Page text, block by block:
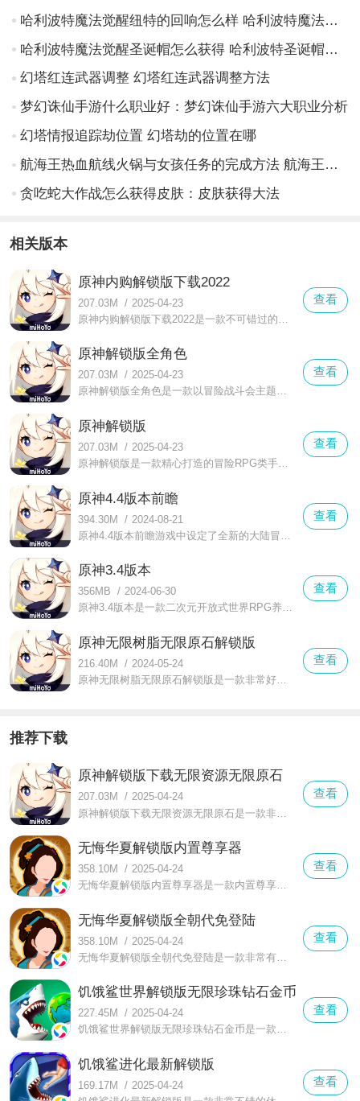
哈利波特魔法觉醒纽特的回响怎么样 哈利波特魔法觉醒纽特的回响怎么样介绍
哈利波特魔法觉醒圣诞帽怎么获得 哈利波特圣诞帽的获取方法
幻塔红连武器调整 幻塔红连武器调整方法
梦幻诛仙手游什么职业好：梦幻诛仙手游六大职业分析
幻塔情报追踪劫位置 幻塔劫的位置在哪
航海王热血航线火锅与女孩任务的完成方法 航海王热血航线火锅鱼女孩任务怎么完成
贪吃蛇大作战怎么获得皮肤：皮肤获得大法
相关版本
原神内购解锁版下载2022
207.03M / 2025-04-23
查看
原神解锁版全角色
207.03M / 2025-04-23
原神解锁版全角色是一款以冒险战斗会主题的开放类游戏，极其丰富的游戏内容玩法加上成就感满满的养成系统会带给玩家们极其不错的游戏体验。在这款原神解锁版全角色当中，游戏带来了一副精彩至极的另类画卷。
查看
原神解锁版
207.03M / 2025-04-23
原神解锁版是一款精心打造的冒险RPG类手游，广阔的游戏世界将会给玩家们带来充足的可玩性。在这款原神解锁版当中，极高的自由度意味着玩家们将不会受到任何限制，只要游戏前期跟随着剧情发展进行基本了解即可。
查看
原神4.4版本前瞻
394.30M / 2024-08-21
查看
原神3.4版本
356MB / 2024-06-30
原神3.4版本是一款二次元开放式世界RPG养成冒险游戏，在这款游戏中玩家可以体验到各种全新的游戏玩法内容，游戏的剧情种类丰富，目前已经开放了四国地图，玩家也能体验到7大元素的所有反应加成内容。
查看
原神无限树脂无限原石解锁版
216.40M / 2024-05-24
原神无限树脂无限原石解锁版是一款非常好玩的二次元开放世界战斗冒险手游，在这里有着十分精彩的冒险剧情，能通过抽卡的方式来轻松的获得各种S级能力角色与装备
查看
推荐下载
原神解锁版下载无限资源无限原石
207.03M / 2025-04-24
原神解锁版下载无限资源无限原石是一款非常不错的二次元画风的开放世界的战斗手游，在这款原神解锁版下载无限资源无限原石中你可以感受到更好的自由开放冒险
查看
无悔华夏解锁版内置尊享器
358.10M / 2025-04-24
无悔华夏解锁版内置尊享器是一款内置尊享器的解锁版的手绘风格打造的轻度策略模拟手游，在这款无悔华夏解锁版内置尊享器中以中国历史题材为背景
查看
无悔华夏解锁版全朝代免登陆
358.10M / 2025-04-24
无悔华夏解锁版全朝代免登陆是一款非常有意思的策略轻度打造的趣味策略模拟手游，在这款无悔华夏解锁版全朝代免登陆中能感受到以中国历史题材为背景
查看
饥饿鲨世界解锁版无限珍珠钻石金币
227.45M / 2025-04-24
饥饿鲨世界解锁版无限珍珠钻石金币是一款超级火爆人气的休闲类手机游戏，在这款饥饿鲨世界解锁版无限珍珠钻石金币中玩法是十分简单的
查看
饥饿鲨进化最新解锁版
169.17M / 2025-04-24
查看